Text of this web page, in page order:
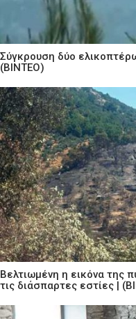
Σύγκρουση δύο
(ΒΙΝΤΕΟ)
Βελτιωμένη η εικόνα της
τις διάσπαρτες εστίες |